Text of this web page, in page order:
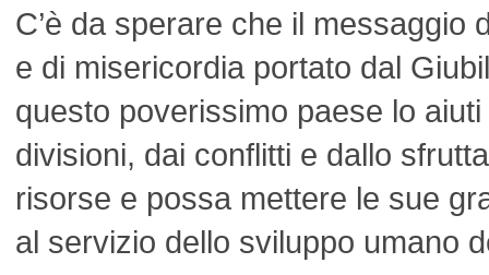
C’è da sperare che il messaggio
e di misericordia portato dal
questo poverissimo paese lo
divisioni, dai conflitti e dallo
risorse e possa mettere le sue
al servizio dello sviluppo umano